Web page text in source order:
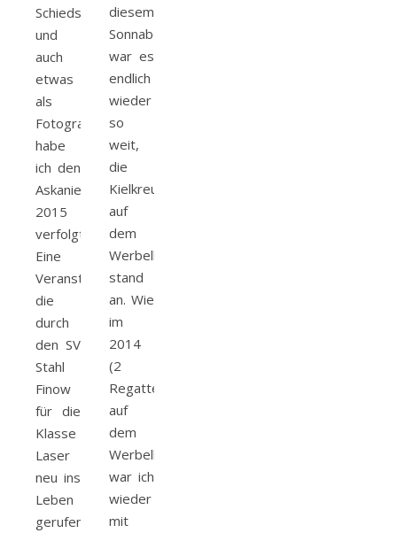
Schiedsrichter
und
auch
etwas
als
Fotograf
habe
ich den
Askaniercup
2015
verfolgt.
Eine
Veranstaltung,
die
durch
den SV
Stahl
Finow
für die
Klasse
Laser
neu ins
Leben
gerufen
diesem
Sonnabend
war es
endlich
wieder
so
weit,
die
Kielkreuzerregatta
auf
dem
Werbellinsee
stand
an. Wie
im
2014
(2
Regatten
auf
dem
Werbellinsee)
war ich
wieder
mit